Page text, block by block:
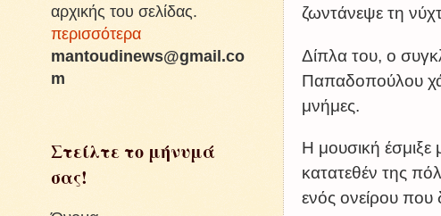
ζωντάνεψε τη
Δίπλα του, ο
Παπαδοπούλου
μνήμες.
Η μουσική
κατατεθέν της
ενός ονείρου που
αρχικής του σελίδας.
περισσότερα
mantoudinews@gmail.co
m
Στείλτε το μήνυμά
σας!